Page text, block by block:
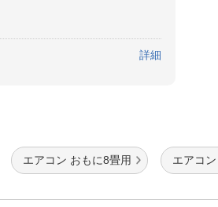
詳細
エアコン おもに8畳用 エアコ